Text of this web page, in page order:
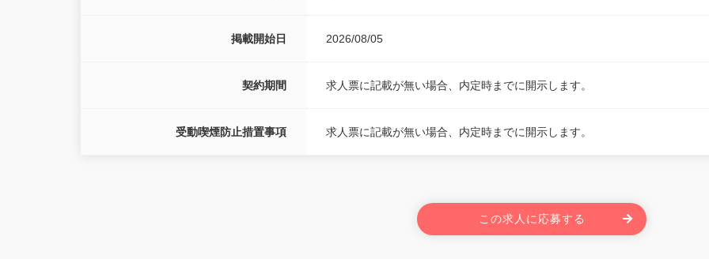
掲載開始日 2026/08/05
契約期間 求人票に記載が無い場合、内定時までに開示します。
受動喫煙防止措置事項 求人票に記載が無い場合、内定時までに開示します。
この求人に応募する